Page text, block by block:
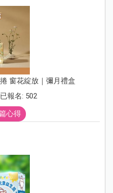
窗花綻放｜彌月禮盒
報名: 502
心得